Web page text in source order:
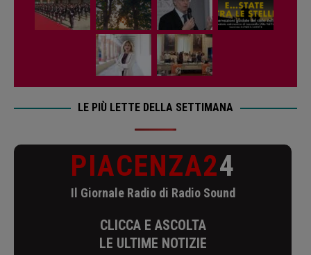
LE PIÙ LETTE DELLA SETTIMANA
PIACENZA24
Il Giornale Radio di Radio Sound
CLICCA E ASCOLTA
LE ULTIME NOTIZIE